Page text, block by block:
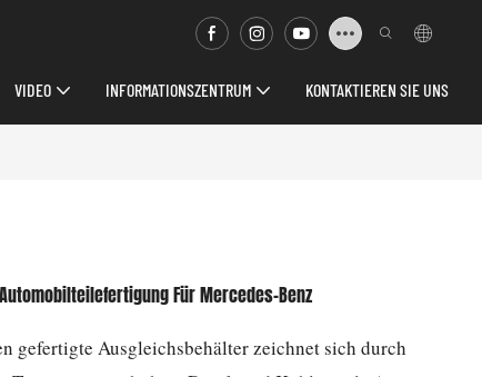
VIDEO INFORMATIONSZENTRUM KONTAKTIEREN SIE UNS
Für Mercedes-Benz
gefertigte Ausgleichsbehälter zeichnet sich durch